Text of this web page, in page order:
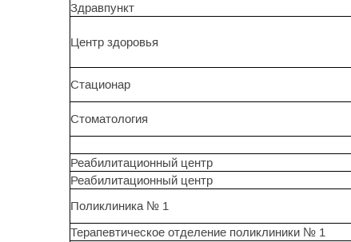
Здравпункт
Центр здоровья
Стационар
Стоматология
Реабилитационный центр
Реабилитационный центр
Поликлиника № 1
Терапевтическое отделение поликлиники № 1